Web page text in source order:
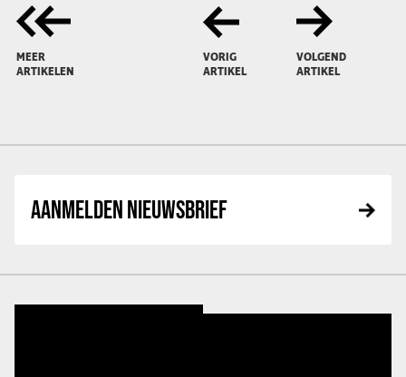
MEER
ARTIKELEN
VORIG
ARTIKEL
VOLGEND
ARTIKEL
AANMELDEN NIEUWSBRIEF